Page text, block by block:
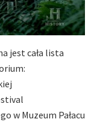
jest cała lista
w Muzeum Pałacu